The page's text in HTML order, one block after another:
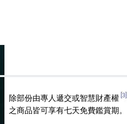
除部份由專人遞交或智慧財產權 [3]
之商品皆可享有七天免費鑑賞期。